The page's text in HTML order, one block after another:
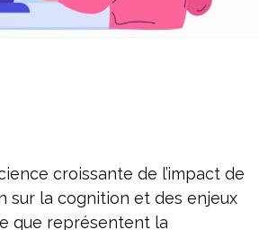
croissante de l’impact de
sur la cognition et des enjeux
que représentent la